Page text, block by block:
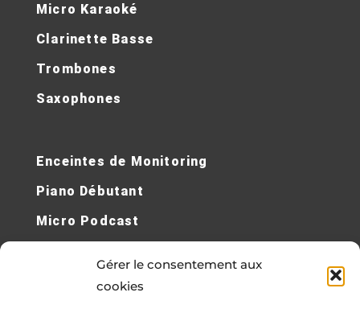
Gérer le consentement aux
cookies
Micro Karaoké
Clarinette Basse
Trombones
Saxophones
Enceintes de Monitoring
Piano Débutant
Micro Podcast
Cours de Piano en Ligne